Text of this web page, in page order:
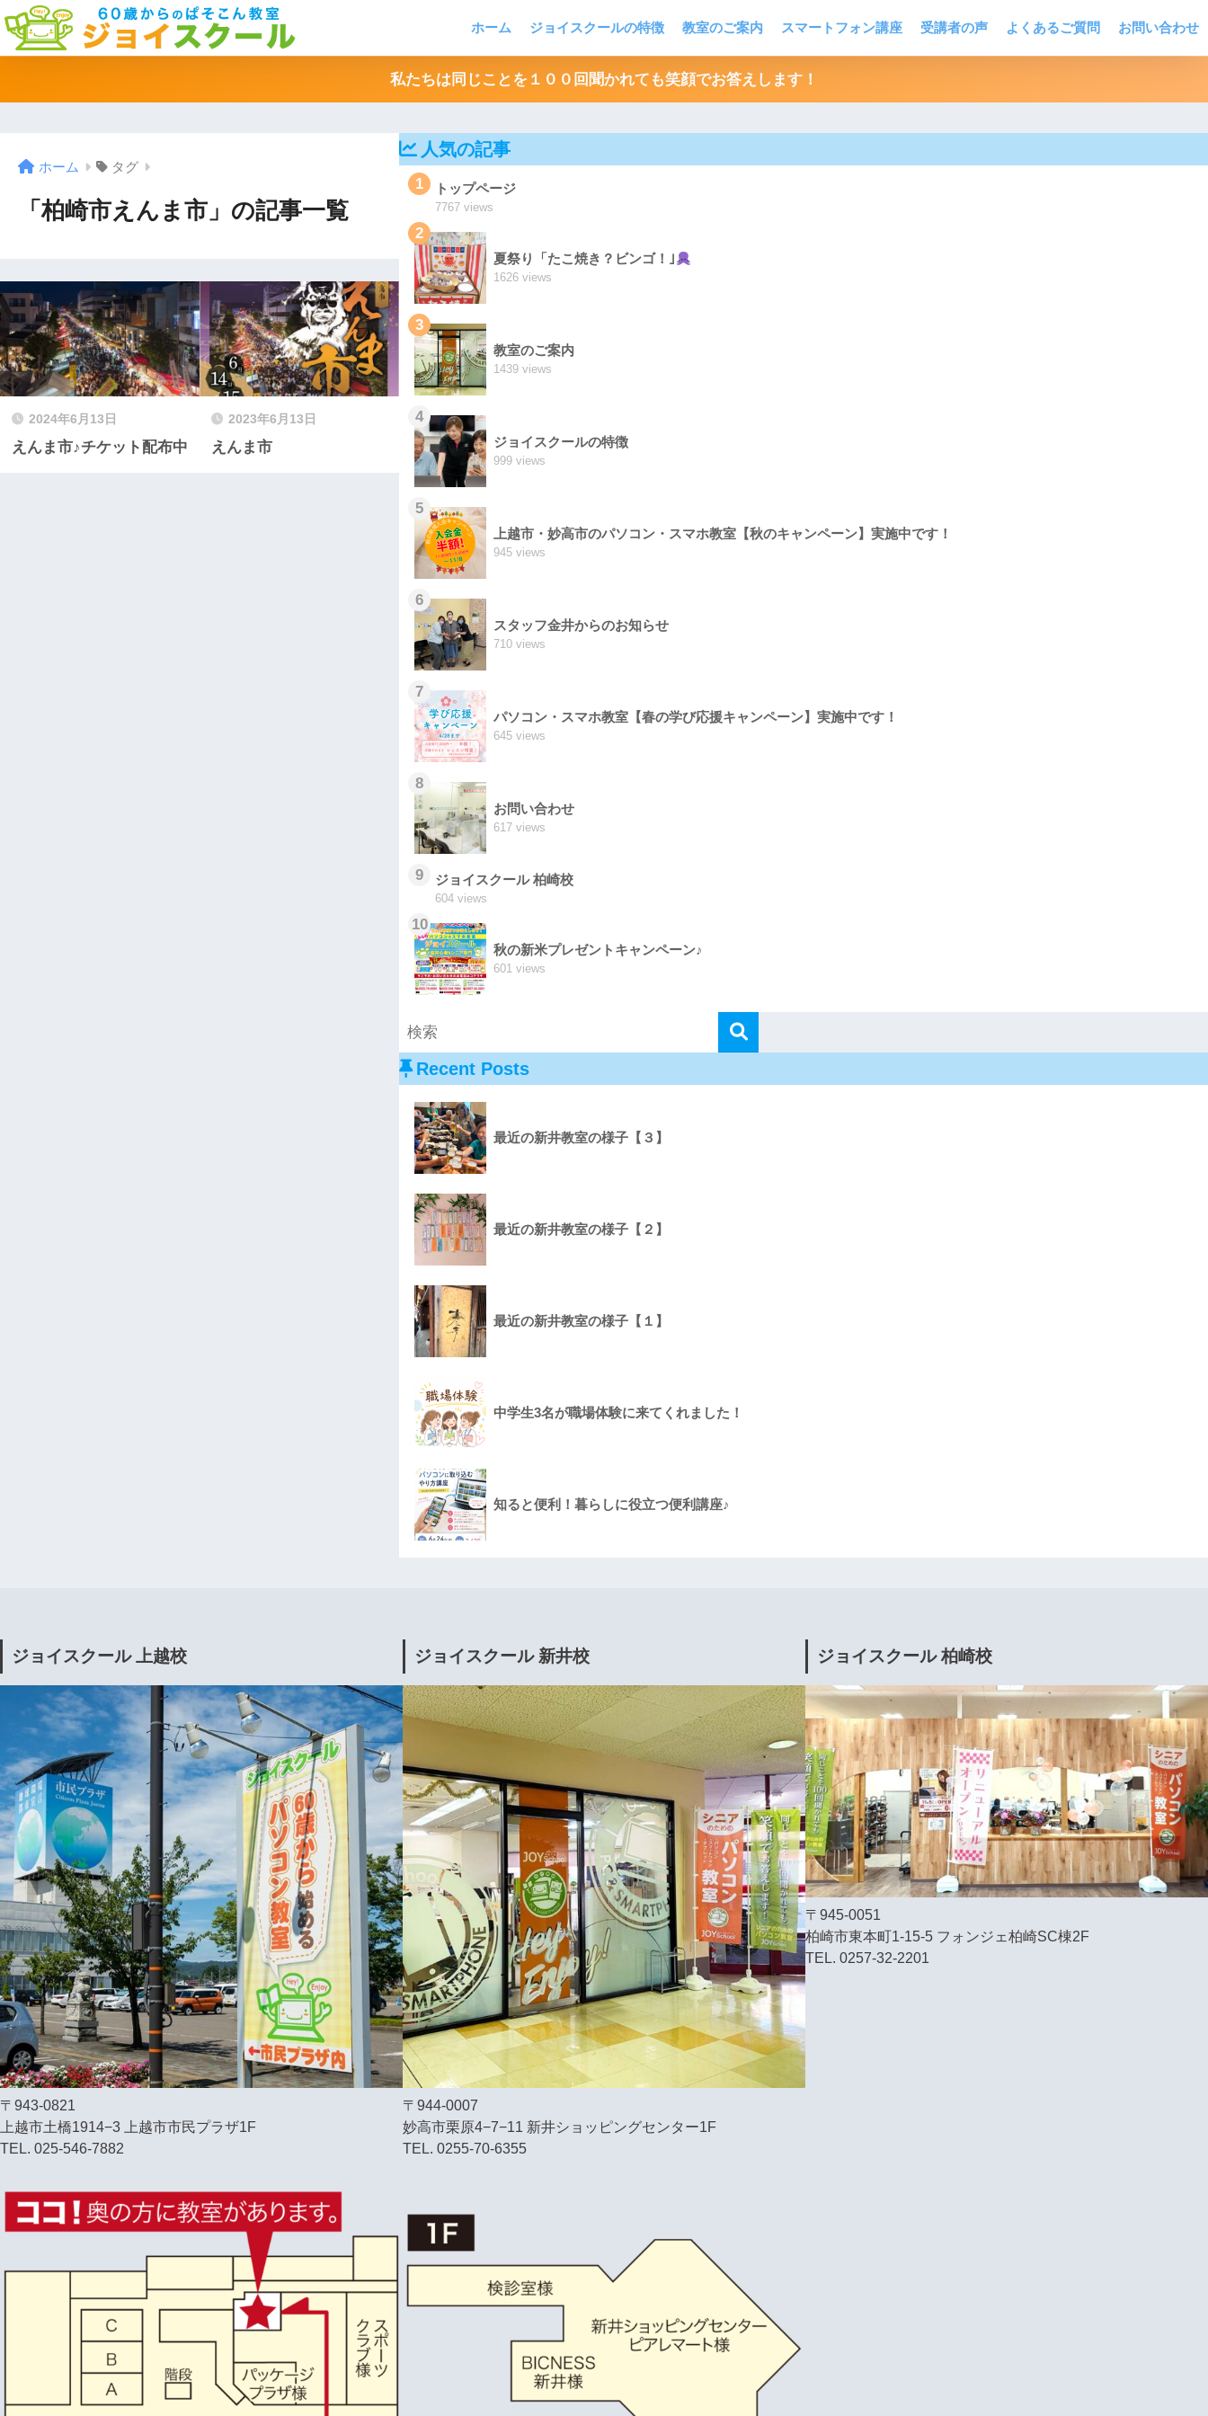
ホーム ジョイスクールの特徴 教室のご案内 スマートフォン講座 受講者の声 よくあるご質問 お問い合わせ
私たちは同じことを１００回聞かれても笑顔でお答えします！
ホーム タグ
「柏崎市えんま市」の記事一覧
2024年6月13日
えんま市♪チケット配布中
2023年6月13日
えんま市
人気の記事
1 トップページ
7767 views
2
夏祭り「たこ焼き？ビンゴ！｣
1626 views
3
教室のご案内
1439 views
4
ジョイスクールの特徴
999 views
5
上越市・妙高市のパソコン・スマホ教室【秋のキャンペーン】実施中です！
945 views
6
スタッフ金井からのお知らせ
710 views
7
パソコン・スマホ教室【春の学び応援キャンペーン】実施中です！
645 views
8
お問い合わせ
617 views
9 ジョイスクール 柏崎校
604 views
10
秋の新米プレゼントキャンペーン♪
601 views
Recent Posts
最近の新井教室の様子【３】
最近の新井教室の様子【２】
最近の新井教室の様子【１】
中学生3名が職場体験に来てくれました！
知ると便利！暮らしに役立つ便利講座♪
ジョイスクール 上越校
〒943-0821
上越市土橋1914−3 上越市市民プラザ1F
TEL. 025-546-7882
ジョイスクール 新井校
〒944-0007
妙高市栗原4−7−11 新井ショッピングセンター1F
TEL. 0255-70-6355
ジョイスクール 柏崎校
〒945-0051
柏崎市東本町1-15-5 フォンジェ柏崎SC棟2F
TEL. 0257-32-2201